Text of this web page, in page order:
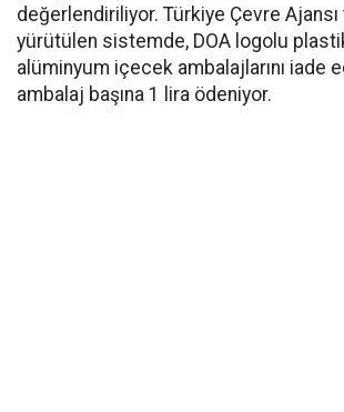
değerlendiriliyor. Türkiye Çevre Ajansı
yürütülen sistemde, DOA logolu
alüminyum içecek ambalajlarını iade
ambalaj başına 1 lira ödeniyor.